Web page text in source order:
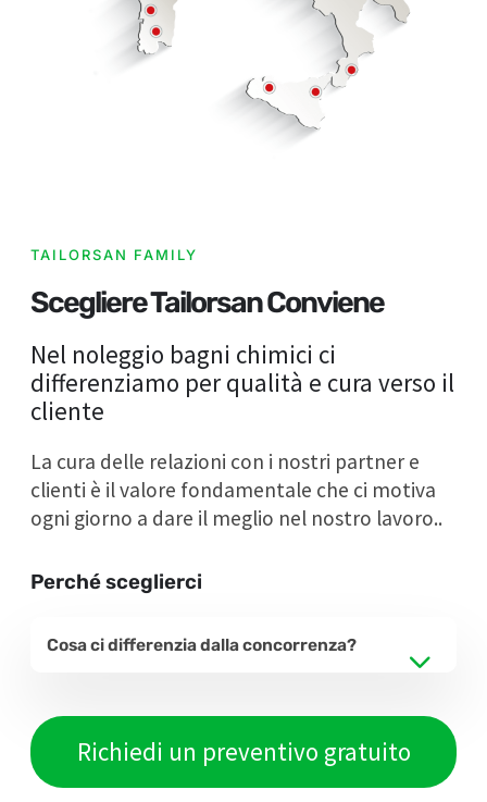
TAILORSAN FAMILY
Scegliere Tailorsan Conviene
Nel noleggio bagni chimici ci
differenziamo per qualità e cura verso il
cliente
La cura delle relazioni con i nostri partner e
clienti è il valore fondamentale che ci motiva
ogni giorno a dare il meglio nel nostro lavoro..
Perché sceglierci
Cosa ci differenzia dalla concorrenza?
Richiedi un preventivo gratuito